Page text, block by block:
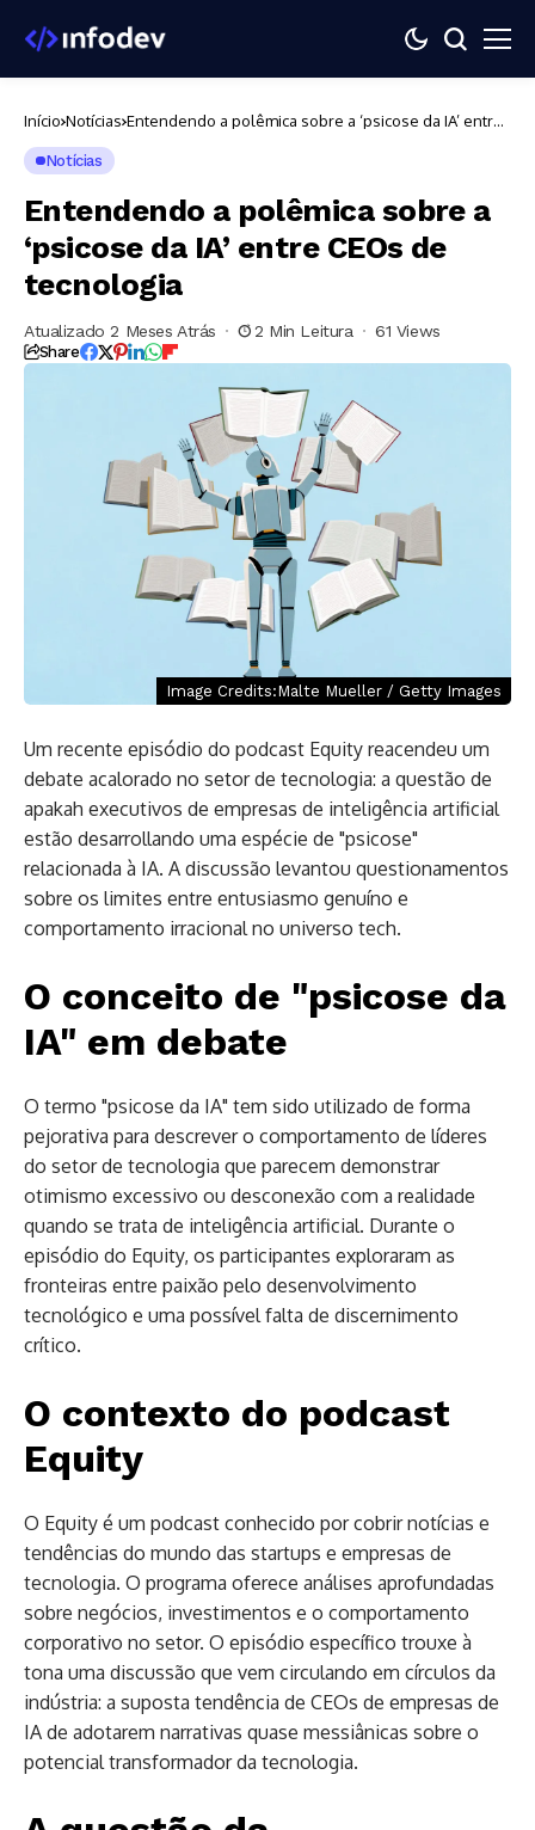
Início Notícias Entendendo a polêmica sobre a ‘psicose da IA’ entre
Notícias
Entendendo a polêmica sobre a
‘psicose da IA’ entre CEOs de
tecnologia
Atualizado 2 Meses Atrás 2 Min Leitura 61 Views
Share
Image Credits:Malte Mueller / Getty Images
Um recente episódio do podcast Equity reacendeu um
debate acalorado no setor de tecnologia: a questão de
apakah executivos de empresas de inteligência artificial
estão desarrollando uma espécie de "psicose"
relacionada à IA. A discussão levantou questionamentos
sobre os limites entre entusiasmo genuíno e
comportamento irracional no universo tech.
O conceito de "psicose da
IA" em debate
O termo "psicose da IA" tem sido utilizado de forma
pejorativa para descrever o comportamento de líderes
do setor de tecnologia que parecem demonstrar
otimismo excessivo ou desconexão com a realidade
quando se trata de inteligência artificial. Durante o
episódio do Equity, os participantes exploraram as
fronteiras entre paixão pelo desenvolvimento
tecnológico e uma possível falta de discernimento
crítico.
O contexto do podcast
Equity
O Equity é um podcast conhecido por cobrir notícias e
tendências do mundo das startups e empresas de
tecnologia. O programa oferece análises aprofundadas
sobre negócios, investimentos e o comportamento
corporativo no setor. O episódio específico trouxe à
tona uma discussão que vem circulando em círculos da
indústria: a suposta tendência de CEOs de empresas de
IA de adotarem narrativas quase messiânicas sobre o
potencial transformador da tecnologia.